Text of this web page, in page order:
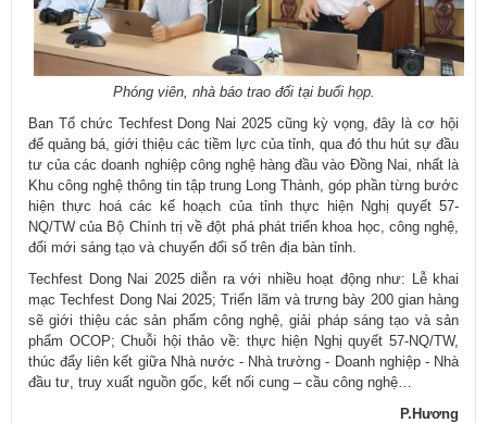
Phóng viên, nhà báo trao đổi tại buổi họp.
Ban Tổ chức Techfest Dong Nai 2025 cũng kỳ vọng, đây là cơ hội
để quảng bá, giới thiệu các tiềm lực của tỉnh, qua đó thu hút sự đầu
tư của các doanh nghiệp công nghệ hàng đầu vào Đồng Nai, nhất là
Khu công nghệ thông tin tập trung Long Thành, góp phần từng bước
hiện thực hoá các kế hoạch của tỉnh thực hiện Nghị quyết 57-
NQ/TW của Bộ Chính trị về đột phá phát triển khoa học, công nghệ,
đổi mới sáng tạo và chuyển đổi số trên địa bàn tỉnh.
Techfest Dong Nai 2025 diễn ra với nhiều hoạt động như: Lễ khai
mạc Techfest Dong Nai 2025; Triển lãm và trưng bày 200 gian hàng
sẽ giới thiệu các sản phẩm công nghệ, giải pháp sáng tạo và sản
phẩm OCOP; Chuỗi hội thảo về: thực hiện Nghị quyết 57-NQ/TW,
thúc đẩy liên kết giữa Nhà nước - Nhà trường - Doanh nghiệp - Nhà
đầu tư, truy xuất nguồn gốc, kết nối cung – cầu công nghệ…
P.Hương